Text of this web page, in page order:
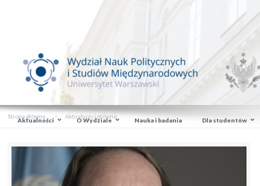
Aktualności O Wydziale Nauka i badania Dla studentów
Strona główna Aktualności główne